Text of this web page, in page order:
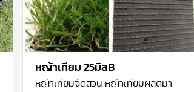
หญ้าเทียม 25มิลB
หญ้าเทียมจัดสวน หญ้าเทียมผลิตมา